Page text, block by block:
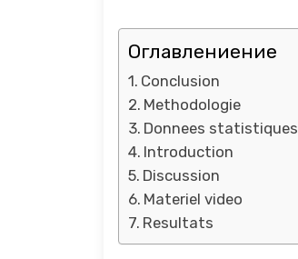
Оглавлениение
Conclusion
Methodologie
Donnees statistiques
Introduction
Discussion
Materiel video
Resultats